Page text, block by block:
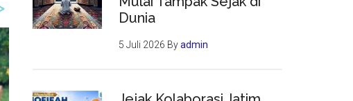
Dunia
5 Juli 2026 Byadmin